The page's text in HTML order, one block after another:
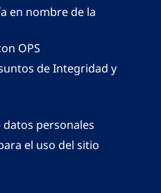
en nombre de la
OPS
de Integridad y
personales
el uso del sitio